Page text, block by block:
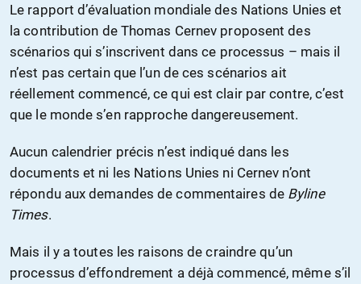
Le rapport d’évaluation mondiale des Nations Unies et
la contribution de Thomas Cernev proposent des
scénarios qui s’inscrivent dans ce processus – mais il
n’est pas certain que l’un de ces scénarios ait
réellement commencé, ce qui est clair par contre, c’est
que le monde s’en rapproche dangereusement.
Aucun calendrier précis n’est indiqué dans les
documents et ni les Nations Unies ni Cernev n’ont
répondu aux demandes de commentaires de Byline
Times.
Mais il y a toutes les raisons de craindre qu’un
processus d’effondrement a déjà commencé, même s’il